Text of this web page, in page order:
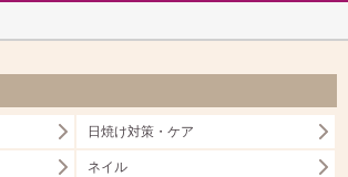
日焼け対策・ケア
ネイル